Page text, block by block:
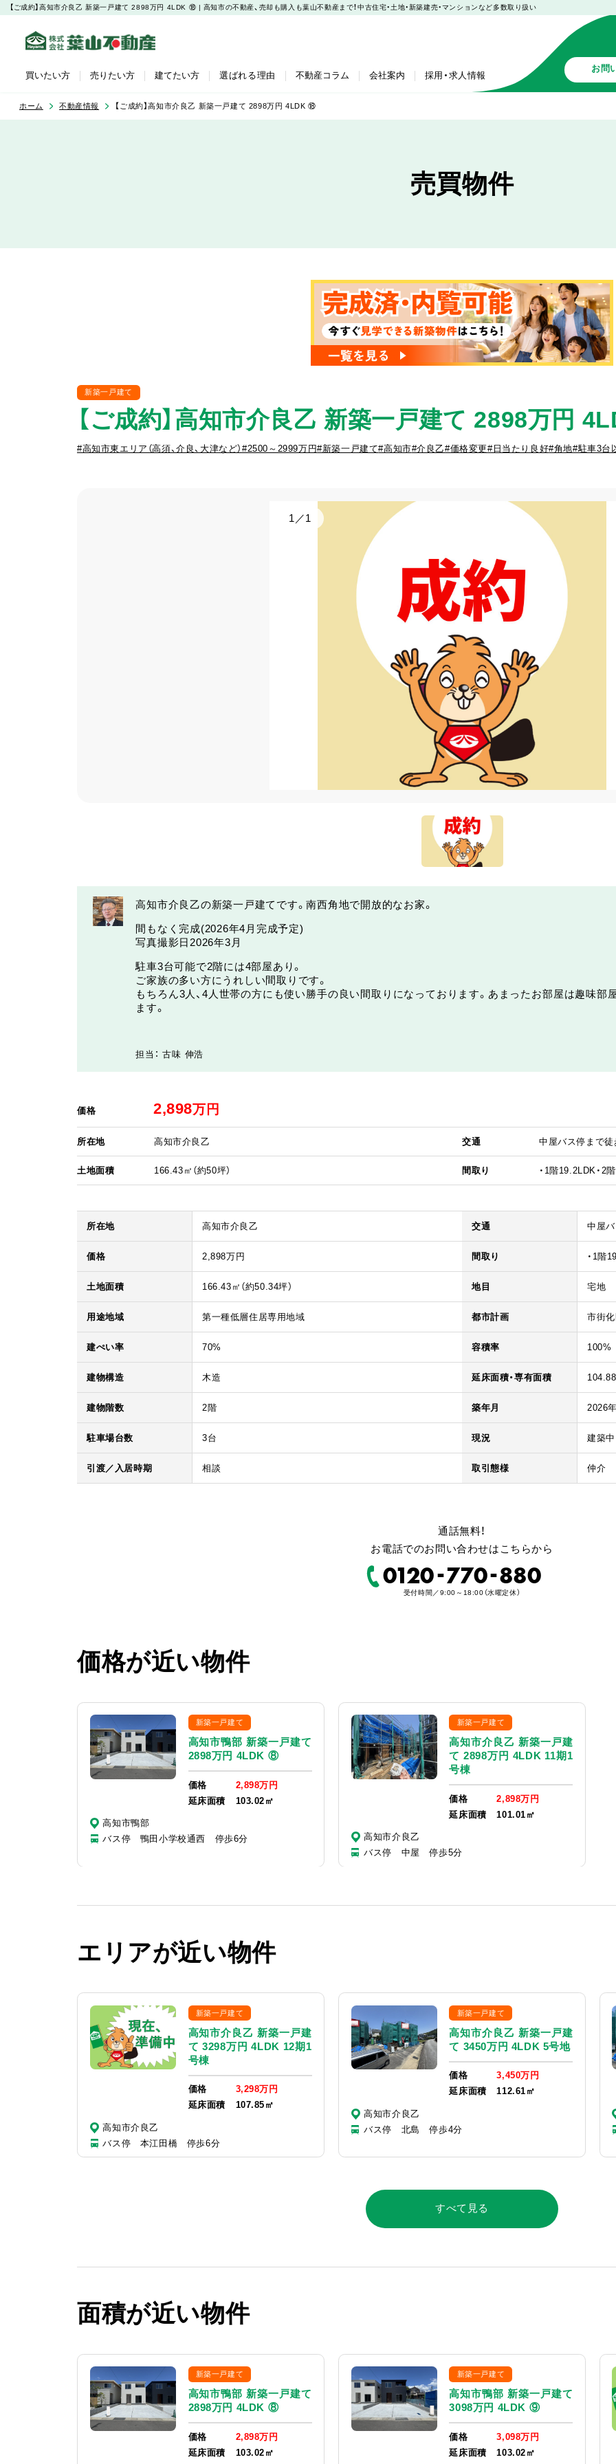
【ご成約】高知市介良乙 新築一戸建て 2898万円 4LDK ⑱ | 高知市の不動産、売却も購入も葉山不動産まで！中古住宅・土地・新築建売・マンションなど多数取り扱い
買いたい方 売りたい方 建てたい方 選ばれる理由 不動産コラム 会社案内 採用・求人情報
お問
ホーム 不動産情報 【ご成約】高知市介良乙 新築一戸建て 2898万円 4LDK ⑱
売買物件
新築一戸建て
【ご成約】高知市介良乙 新築一戸建て 2898万円
#高知市東エリア（高須、介良、大津など） #2500～2999万円#新築一戸建て#高知市#介良乙#価格変更#日当たり良好#角地#駐車3台
1 ／1
高知市介良乙の新築一戸建てです。南西角地で開放的なお家。
間もなく完成(2026年4月完成予定)
写真撮影日2026年3月
駐車3台可能で2階には4部屋あり。
ご家族の多い方にうれしい間取りです。
もちろん3人、4人世帯の方にも使い勝手の良い間取りになっております。あまったお部屋は趣味部
ます。
担当： 古味 伸浩
価格 2,898万円
所在地 高知市介良乙 交通 中屋バス停まで徒
土地面積 166.43㎡（約50坪） 間取り ・1階19.2LDK・2
所在地 高知市介良乙 交通 中屋
価格 2,898万円 間取り ・1階
土地面積 166.43㎡（約50.34坪） 地目 宅地
用途地域 第一種低層住居専用地域 都市計画 市街
建ぺい率 70% 容積率 100%
建物構造 木造 延床面積・専有面積 104.88
建物階数 2階 築年月 2026
駐車場台数 3台 現況 建築中
引渡／入居時期 相談 取引態様 仲介
通話無料！
お電話でのお問い合わせはこちらから
0120-770-880
受付時間／9:00～18:00（水曜定休）
価格が近い物件
新築一戸建て
高知市鴨部 新築一戸建て
2898万円 4LDK ⑧
価格
2,898万円
延床面積
103.02㎡
高知市鴨部
バス停 鴨田小学校通西 停歩6分
新築一戸建て
高知市介良乙 新築一戸建
て 2898万円 4LDK 11期1
号棟
価格
2,898万円
延床面積
101.01㎡
高知市介良乙
バス停 中屋 停歩5分
エリアが近い物件
新築一戸建て
高知市介良乙 新築一戸建
て 3298万円 4LDK 12期1
号棟
価格
3,298万円
延床面積
107.85㎡
高知市介良乙
バス停 本江田橋 停歩6分
新築一戸建て
高知市介良乙 新築一戸建
て 3450万円 4LDK 5号地
価格
3,450万円
延床面積
112.61㎡
高知市介良乙
バス停 北島 停歩4分
すべて見る
面積が近い物件
新築一戸建て
高知市鴨部 新築一戸建て
2898万円 4LDK ⑧
価格
2,898万円
延床面積
103.02㎡
新築一戸建て
高知市鴨部 新築一戸建て
3098万円 4LDK ⑨
価格
3,098万円
延床面積
103.02㎡